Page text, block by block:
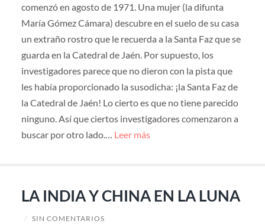
comenzó en agosto de 1971. Una mujer (la difunta
María Gómez Cámara) descubre en el suelo de su casa
un extraño rostro que le recuerda a la Santa Faz que se
guarda en la Catedral de Jaén. Por supuesto, los
investigadores parece que no dieron con la pista que
les había proporcionado la susodicha: ¡la Santa Faz de
la Catedral de Jaén! Lo cierto es que no tiene parecido
ninguno. Así que ciertos investigadores comenzaron a
buscar por otro lado.… Leer más
LA INDIA Y CHINA EN LA LUNA
/ SIN COMENTARIOS